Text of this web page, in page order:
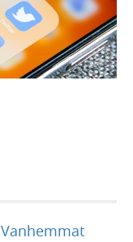
Vanhemmat